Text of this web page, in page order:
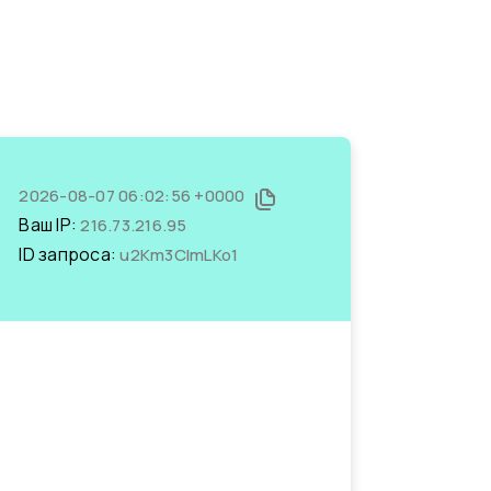
2026-08-07 06:02:56 +0000
Ваш IP:216.73.216.95
ID запроса:u2Km3ClmLKo1